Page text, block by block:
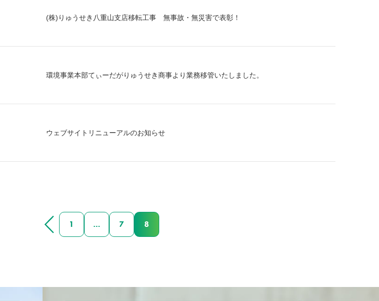
(株)りゅうせき八重山支店移転工事 無事故・無災害で表彰！
環境事業本部てぃーだがりゅうせき商事より業務移管いたしました。
ウェブサイトリニューアルのお知らせ
1 … 7 8